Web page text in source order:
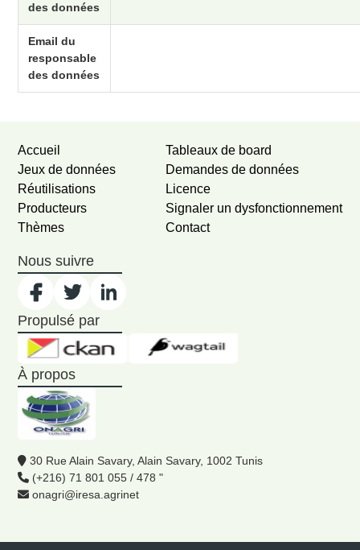
des données
Email du
responsable
des données
Accueil
Jeux de données
Réutilisations
Producteurs
Thèmes
Tableaux de board
Demandes de données
Licence
Signaler un dysfonctionnement
Contact
Nous suivre
Propulsé par
À propos
30 Rue Alain Savary, Alain Savary, 1002 Tunis
(+216) 71 801 055 / 478 "
onagri@iresa.agrinet